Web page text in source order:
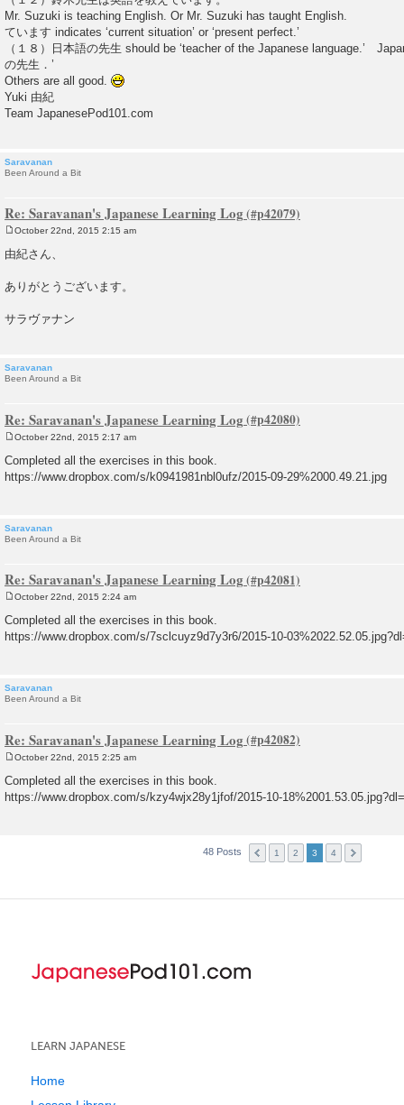
Mr. Suzuki is teaching English. Or Mr. Suzuki has taught English.
ています indicates ‘current situation’ or ‘present perfect.’
（１８）日本語の先生 should be ‘teacher of the Japanese language.’
の先生．’
Others are all good.
Yuki 由紀
Team JapanesePod101.com
Saravanan
Been Around a Bit
Re: Saravanan's Japanese Learning Log
o
s
October 22nd, 2015 2:15 am
由紀さん、
ありがとうございます。
サラヴァナン
Saravanan
Been Around a Bit
Re: Saravanan's Japanese Learning Log
s
t
October 22nd, 2015 2:17 am
Completed all the exercises in this book.
https://www.dropbox.com/s/k0941981nbl0ufz/2015-09-29%2000.49.21.jpg
Saravanan
Been Around a Bit
Re: Saravanan's Japanese Learning Log
s
t
October 22nd, 2015 2:24 am
Completed all the exercises in this book.
https://www.dropbox.com/s/7sclcuyz9d7y3r6/2015-10-
Saravanan
Been Around a Bit
Re: Saravanan's Japanese Learning Log
s
t
October 22nd, 2015 2:25 am
Completed all the exercises in this book.
https://www.dropbox.com/s/kzy4wjx28y1jfof/2015-10-
48 Posts 1 2 3 4
LEARN JAPANESE
Home